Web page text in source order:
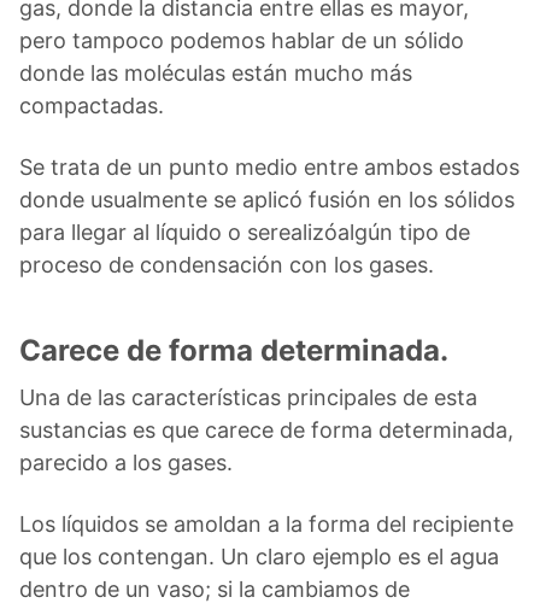
gas, donde la distancia entre ellas es mayor,
pero tampoco podemos hablar de un sólido
donde las moléculas están mucho más
compactadas.
Se trata de un punto medio entre ambos estados
donde usualmente se aplicó fusión en los sólidos
para llegar al líquido o serealizóalgún tipo de
proceso de condensación con los gases.
Carece de forma determinada.
Una de las características principales de esta
sustancias es que carece de forma determinada,
parecido a los gases.
Los líquidos se amoldan a la forma del recipiente
que los contengan. Un claro ejemplo es el agua
dentro de un vaso; si la cambiamos de